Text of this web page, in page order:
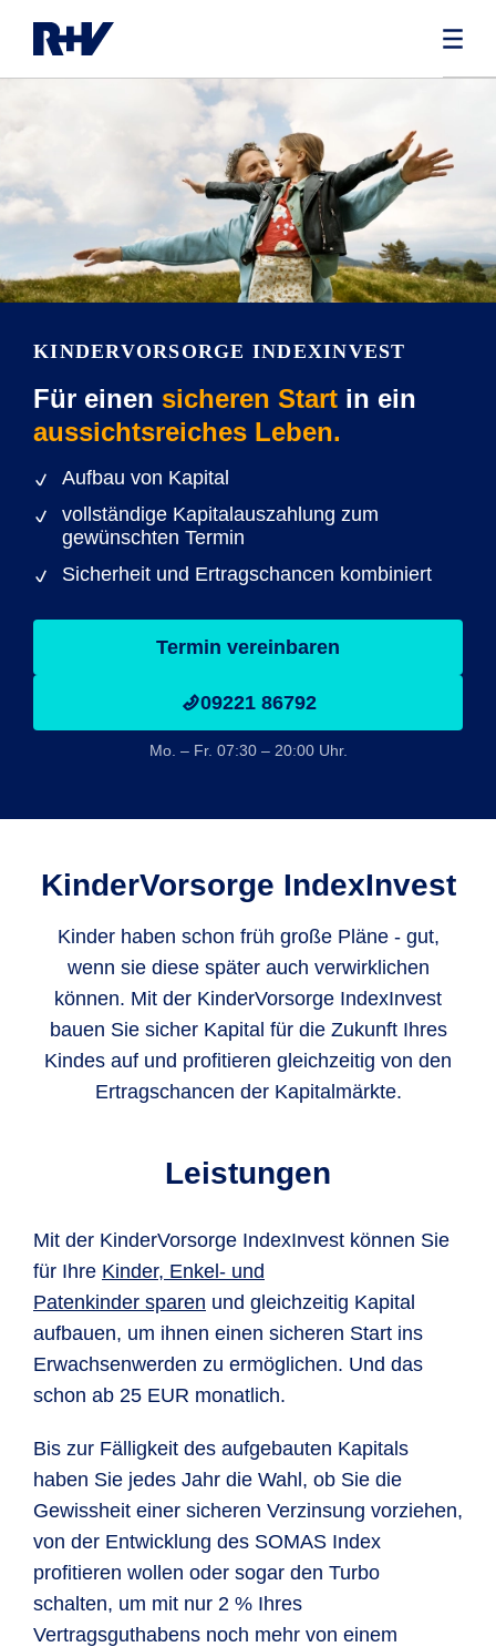
KINDERVORSORGE INDEXINVEST
Für einen sicheren Start in ein
aussichtsreiches Leben.
Aufbau von Kapital
vollständige Kapitalauszahlung zum
gewünschten Termin
Sicherheit und Ertragschancen kombiniert
Termin vereinbaren
09221 86792
Mo. – Fr. 07:30 – 20:00 Uhr.
KinderVorsorge IndexInvest
Kinder haben schon früh große Pläne - gut,
wenn sie diese später auch verwirklichen
können. Mit der KinderVorsorge IndexInvest
bauen Sie sicher Kapital für die Zukunft Ihres
Kindes auf und profitieren gleichzeitig von den
Ertragschancen der Kapitalmärkte.
Leistungen
Mit der KinderVorsorge IndexInvest können Sie
für Ihre Kinder, Enkel- und
Patenkinder sparen und gleichzeitig Kapital
aufbauen, um ihnen einen sicheren Start ins
Erwachsenwerden zu ermöglichen. Und das
schon ab 25 EUR monatlich.
Bis zur Fälligkeit des aufgebauten Kapitals
haben Sie jedes Jahr die Wahl, ob Sie die
Gewissheit einer sicheren Verzinsung vorziehen,
von der Entwicklung des SOMAS Index
profitieren wollen oder sogar den Turbo
schalten, um mit nur 2 % Ihres
Vertragsguthabens noch mehr von einem